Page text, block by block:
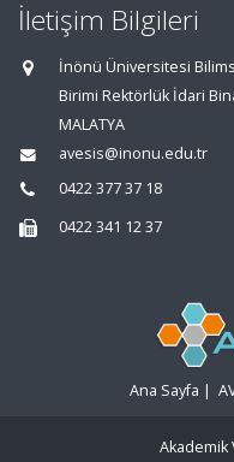
İletişim Bilgileri
İnönü Üniversitesi
Birimi Rektörlük İdari
MALATYA
avesis@inonu.edu.tr
0422 377 37 18
0422 341 12 37
Ana Sayfa |
Akademik